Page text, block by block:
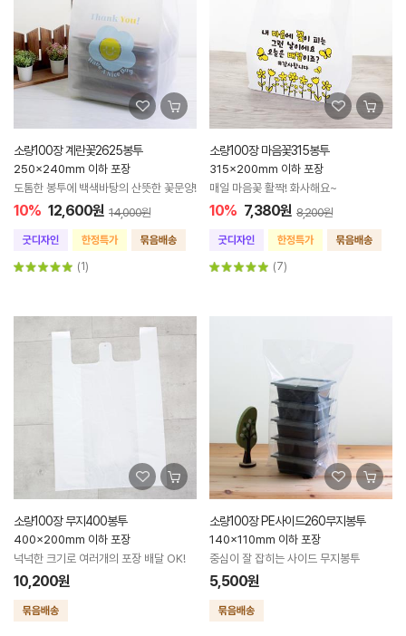
소량100장 계란꽃2625봉투
250x240mm 이하 포장
도톰한 봉투에 백색바탕의 산뜻한 꽃문양!
10% 12,600원 14,000원
(1)
소량100장 마음꽃315봉투
315x200mm 이하 포장
매일 마음꽃 활짝! 화사해요~
10% 7,380원 8,200원
(7)
소량100장 무지400봉투
400x200mm 이하 포장
넉넉한 크기로 여러개의 포장 배달 OK!
10,200원
소량100장 PE사이드260무지봉투
140x110mm 이하 포장
중심이 잘 잡히는 사이드 무지봉투
5,500원